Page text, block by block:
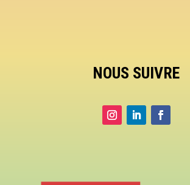
NOUS SUIVRE